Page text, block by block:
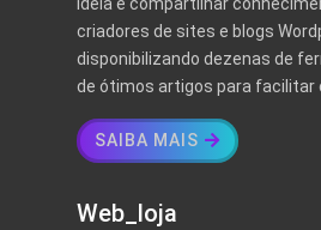
ideia é compartilhar
criadores de sites e blogs
disponibilizando dezenas de
de ótimos artigos para facilitar
SAIBA MAIS
Web_loja